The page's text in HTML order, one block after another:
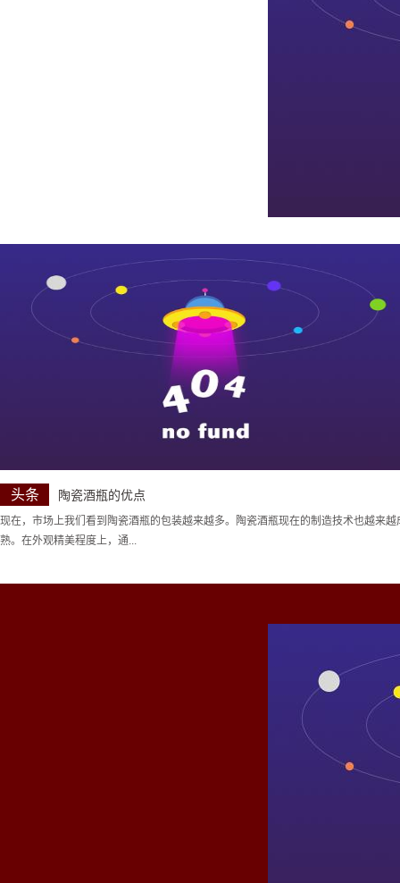
头条 陶瓷酒瓶的优点
现在，市场上我们看到陶瓷酒瓶的包装越来越多。陶瓷酒瓶现在的制造技术也越来越
熟。在外观精美程度上，通...